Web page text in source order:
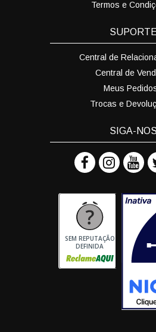
Termos e
Central de
Central de
Meus
Trocas e
SIGA-
SEM REPUTAÇÃO
DEFINIDA